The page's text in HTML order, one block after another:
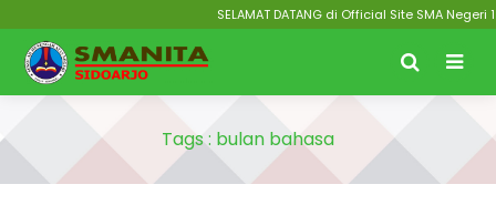
SELAMAT DATANG di Official Site SMA Negeri
Tags : bulan bahasa